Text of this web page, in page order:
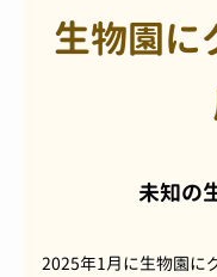
生物園に
未知の
2025年1月に生物園に